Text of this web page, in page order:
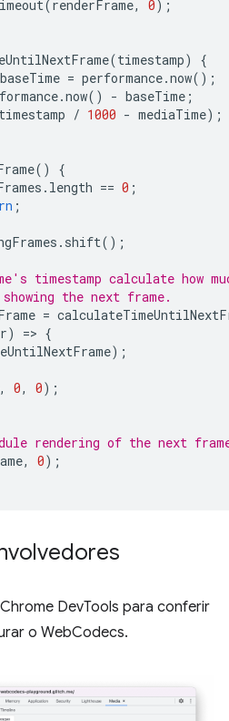
( renderFrame, 0 );
(timestamp)
{
baseTime = performance.now();
.now() - baseTime ;
timestamp / 1000 - mediaTime);
()
{
. length == 0 ;
;
. shift();
timestamp calculate how
the next frame.
=
r) => {
);
, 0, 0);
rendering of the next
, 0);
DevTools para conferir
o WebCodecs.